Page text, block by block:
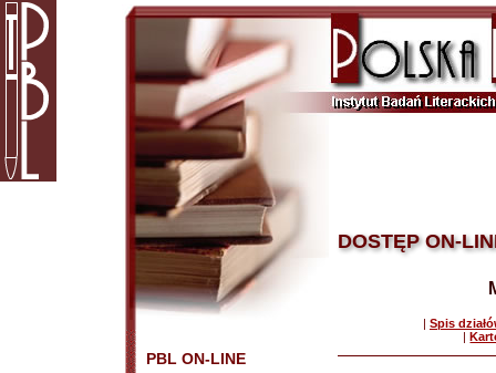
PBL ON-LINE
DOSTĘP ON-
| Spis
|